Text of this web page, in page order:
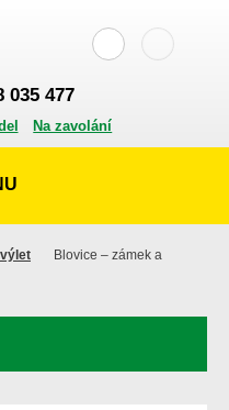
035 477
Na zavolání
Blovice – zámek a